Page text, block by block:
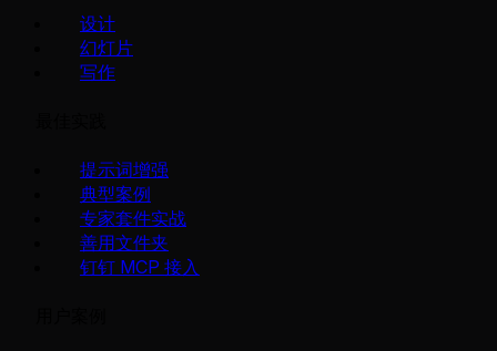
设计
幻灯片
写作
提示词增强
典型案例
专家套件实战
善用文件夹
钉钉 MCP 接入